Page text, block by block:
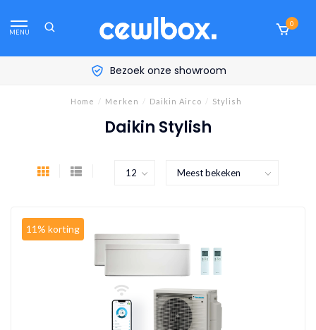
MENU
0
Persoonlijk advies aan
Home / Merken / Daikin Airco / Stylish
Daikin Stylish
11% korting